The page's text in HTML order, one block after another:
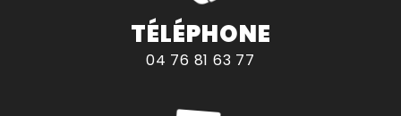
TÉLÉPHONE
04 76 81 63 77